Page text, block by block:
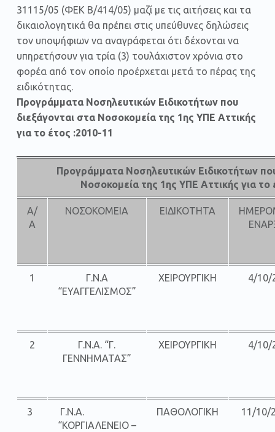
31115/05 (ΦΕΚ Β/414/05) μαζί με τις αιτήσεις και τα
δικαιολογητικά θα πρέπει στις υπεύθυνες δηλώσεις
τον υποψήφιων να αναγράφεται ότι δέχονται να
υπηρετήσουν για τρία (3) τουλάχιστον χρόνια στο
φορέα από τον οποίο προέρχεται μετά το πέρας της
ειδικότητας.
Προγράμματα Νοσηλευτικών Ειδικοτήτων που
διεξάγονται στα Νοσοκομεία της 1ης ΥΠΕ Αττικής
για το έτος :2010-11
Προγράμματα Νοσηλευτικών Ειδικοτήτων
Νοσοκομεία της 1ης ΥΠΕ Αττικής για το
Α/
Α
ΝΟΣΟΚΟΜΕΙΑ ΕΙΔΙΚΟΤΗΤΑ
1
Γ.Ν.Α
“ΕΥΑΓΓΕΛΙΣΜΟΣ”
ΧΕΙΡΟΥΡΓΙΚΗ 4/10/
2
Γ.Ν.Α. “Γ.
ΓΕΝΝΗΜΑΤΑΣ”
ΧΕΙΡΟΥΡΓΙΚΗ 4/10/
3
Γ.Ν.Α.
“ΚΟΡΓΙΑΛΕΝΕΙΟ –
ΠΑΘΟΛΟΓΙΚΗ 11/10/